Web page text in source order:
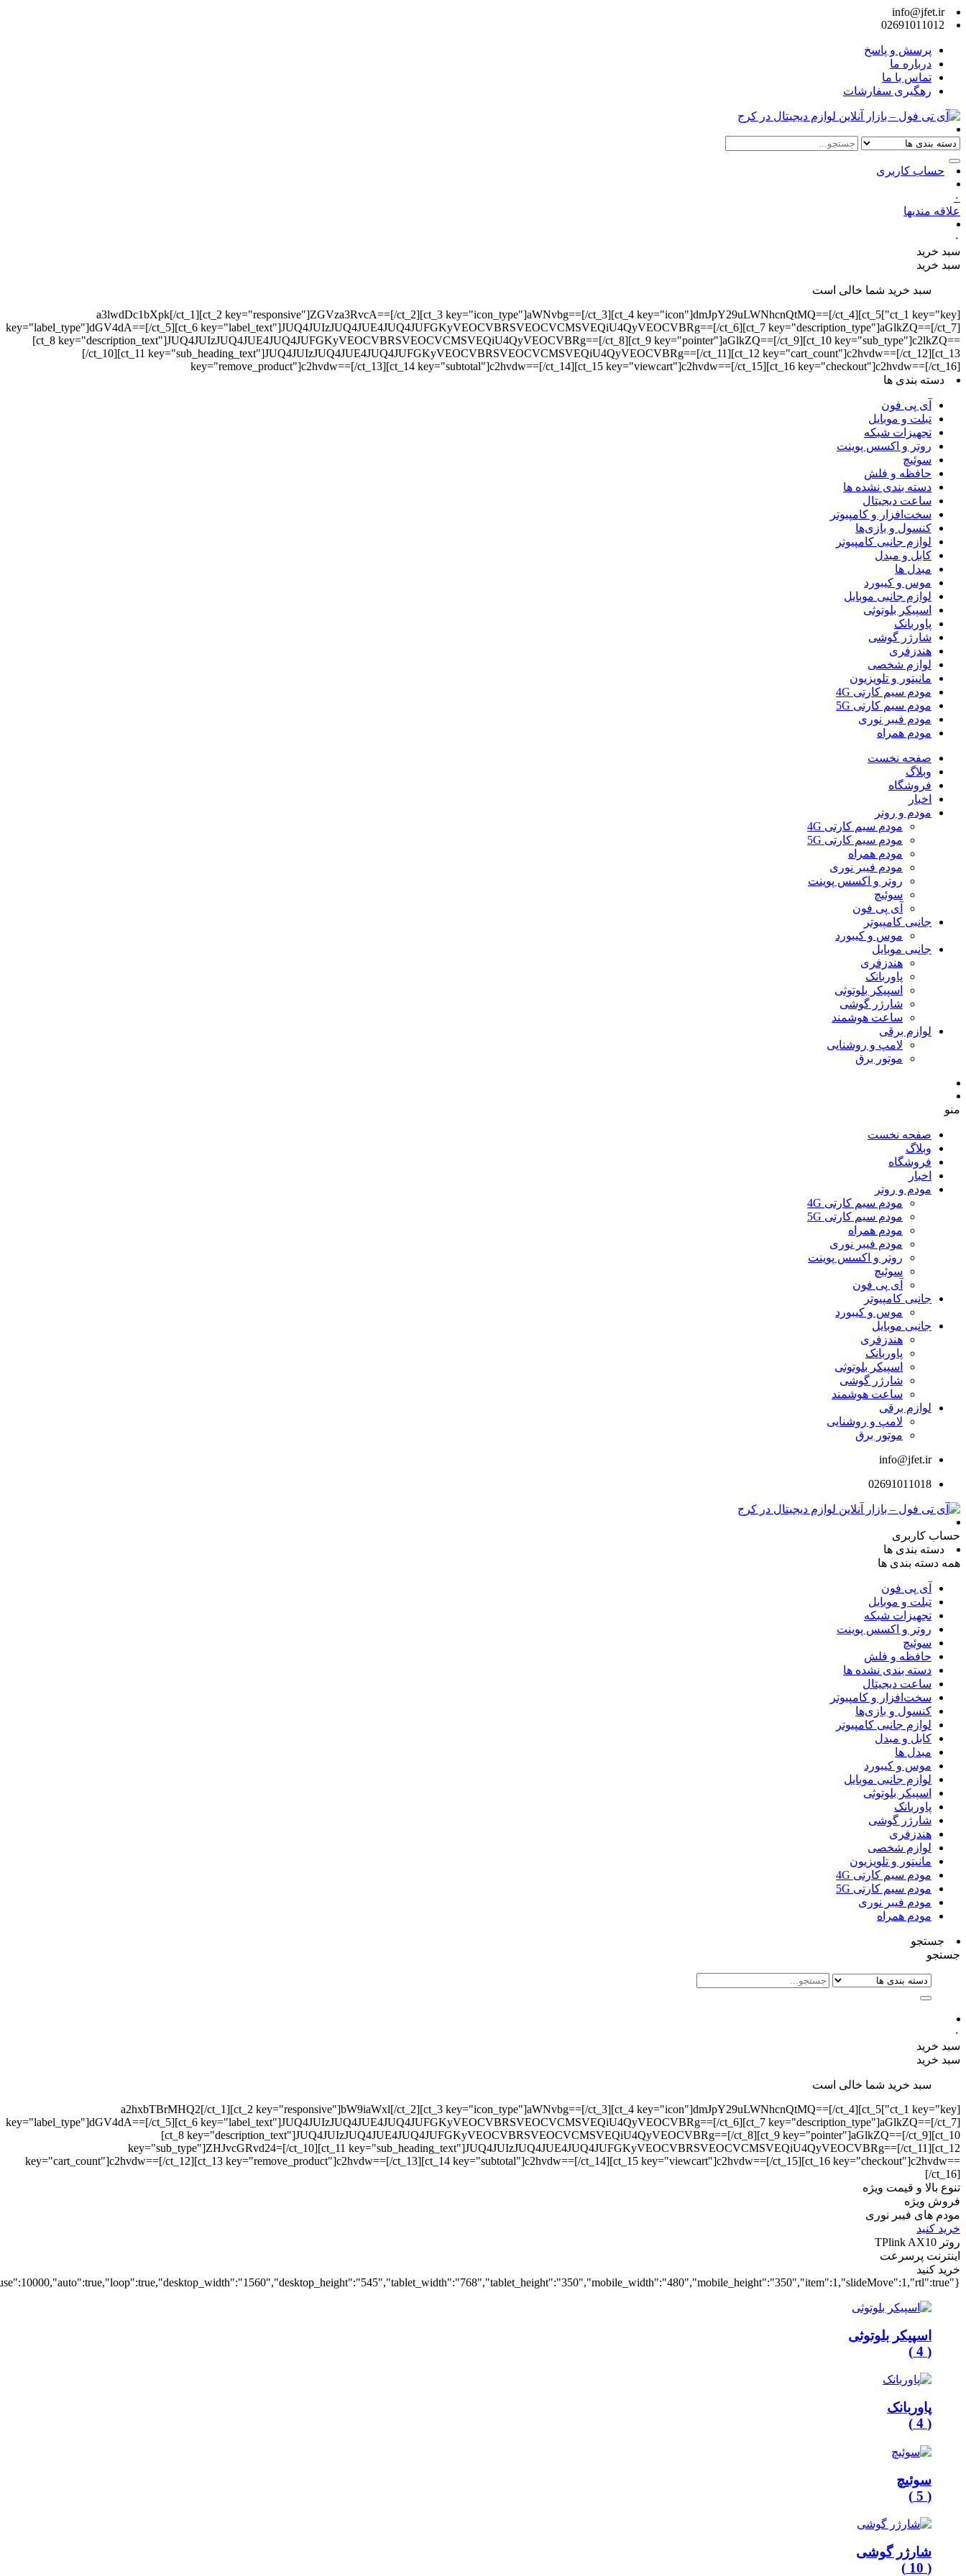
info@jfet.ir
02691011012
پرسش و پاسخ
درباره ما
تماس با ما
رهگیری سفارشات
حساب کاربری
۰
علاقه مندیها
۰
سبد خرید
سبد خرید
سبد خرید شما خالی است
[ct_1 key="key"]a3lwdDc1bXpk[/ct_1][ct_2 key="responsive"]ZGVza3RvcA==[/ct_2][ct_3 key="icon_type"]aWNvbg==[/ct_3][ct_4 key="icon"]dmJpY29uLWNhcnQtMQ==[/ct_4][ct_5
key="label_type"]dGV4dA==[/ct_5][ct_6 key="label_text"]JUQ4JUIzJUQ4JUE4JUQ4JUFGKyVEOCVBRSVEOCVCMSVEQiU4QyVEOCVBRg==[/ct_6][ct_7 key="description_type"]aGlkZQ==[/ct_7]
[ct_8 key="description_text"]JUQ4JUIzJUQ4JUE4JUQ4JUFGKyVEOCVBRSVEOCVCMSVEQiU4QyVEOCVBRg==[/ct_8][ct_9 key="pointer"]aGlkZQ==[/ct_9][ct_10 key="sub_type"]c2lkZQ==
[/ct_10][ct_11 key="sub_heading_text"]JUQ4JUIzJUQ4JUE4JUQ4JUFGKyVEOCVBRSVEOCVCMSVEQiU4QyVEOCVBRg==[/ct_11][ct_12 key="cart_count"]c2hvdw==[/ct_12][ct_13
key="remove_product"]c2hvdw==[/ct_13][ct_14 key="subtotal"]c2hvdw==[/ct_14][ct_15 key="viewcart"]c2hvdw==[/ct_15][ct_16 key="checkout"]c2hvdw==[/ct_16]
دسته بندی ها
آی پی فون
تبلت و موبایل
تجهیزات شبکه
روتر و اکسس پوینت
سوئیچ
حافظه و فلش
دسته بندی نشده ها
ساعت دیجیتال
سخت‌افزار و کامپیوتر
کنسول و بازی‌ها
لوازم جانبی کامپیوتر
کابل و مبدل
مبدل ها
موس و کیبورد
لوازم جانبی موبایل
اسپیکر بلوتوثی
پاوربانک
شارژر گوشی
هندزفری
لوازم شخصی
مانیتور و تلویزیون
مودم سیم کارتی 4G
مودم سیم کارتی 5G
مودم فیبر نوری
مودم همراه
صفحه نخست
وبلاگ
فروشگاه
اخبار
مودم و روتر
مودم سیم کارتی 4G
مودم سیم کارتی 5G
مودم همراه
مودم فیبر نوری
روتر و اکسس پوینت
سوئیچ
آی پی فون
جانبی کامپیوتر
موس و کیبورد
جانبی موبایل
هندزفری
پاوربانک
اسپیکر بلوتوثی
شارژر گوشی
ساعت هوشمند
لوازم برقی
لامپ و روشنایی
موتور برق
منو
صفحه نخست
وبلاگ
فروشگاه
اخبار
مودم و روتر
مودم سیم کارتی 4G
مودم سیم کارتی 5G
مودم همراه
مودم فیبر نوری
روتر و اکسس پوینت
سوئیچ
آی پی فون
جانبی کامپیوتر
موس و کیبورد
جانبی موبایل
هندزفری
پاوربانک
اسپیکر بلوتوثی
شارژر گوشی
ساعت هوشمند
لوازم برقی
لامپ و روشنایی
موتور برق
info@jfet.ir
02691011018
حساب کاربری
دسته بندی ها
همه دسته بندی ها
آی پی فون
تبلت و موبایل
تجهیزات شبکه
روتر و اکسس پوینت
سوئیچ
حافظه و فلش
دسته بندی نشده ها
ساعت دیجیتال
سخت‌افزار و کامپیوتر
کنسول و بازی‌ها
لوازم جانبی کامپیوتر
کابل و مبدل
مبدل ها
موس و کیبورد
لوازم جانبی موبایل
اسپیکر بلوتوثی
پاوربانک
شارژر گوشی
هندزفری
لوازم شخصی
مانیتور و تلویزیون
مودم سیم کارتی 4G
مودم سیم کارتی 5G
مودم فیبر نوری
مودم همراه
جستجو
جستجو
۰
سبد خرید
سبد خرید
سبد خرید شما خالی است
[ct_1 key="key"]a2hxbTBrMHQ2[/ct_1][ct_2 key="responsive"]bW9iaWxl[/ct_2][ct_3 key="icon_type"]aWNvbg==[/ct_3][ct_4 key="icon"]dmJpY29uLWNhcnQtMQ==[/ct_4][ct_5
key="label_type"]dGV4dA==[/ct_5][ct_6 key="label_text"]JUQ4JUIzJUQ4JUE4JUQ4JUFGKyVEOCVBRSVEOCVCMSVEQiU4QyVEOCVBRg==[/ct_6][ct_7 key="description_type"]aGlkZQ==[/ct_7]
[ct_8 key="description_text"]JUQ4JUIzJUQ4JUE4JUQ4JUFGKyVEOCVBRSVEOCVCMSVEQiU4QyVEOCVBRg==[/ct_8][ct_9 key="pointer"]aGlkZQ==[/ct_9][ct_10
key="sub_type"]ZHJvcGRvd24=[/ct_10][ct_11 key="sub_heading_text"]JUQ4JUIzJUQ4JUE4JUQ4JUFGKyVEOCVBRSVEOCVCMSVEQiU4QyVEOCVBRg==[/ct_11][ct_12
key="cart_count"]c2hvdw==[/ct_12][ct_13 key="remove_product"]c2hvdw==[/ct_13][ct_14 key="subtotal"]c2hvdw==[/ct_14][ct_15 key="viewcart"]c2hvdw==[/ct_15][ct_16 key="checkout"]c2hvdw==
[/ct_16]
تنوع بالا و قیمت ویژه
فروش ویژه
مودم های فیبر نوری
خرید کنید
روتر TPlink AX10
اینترنت پرسرعت
خرید کنید
{"controls":"1","mode":"fade","speed":2000,"pause":10000,"auto":true,"loop":true,"desktop_width":"1560","desktop_height":"545","tablet_width":"768","tablet_height":"350","mobile_width":"480","mobile_height":"350","item":1,"slideMove":1,"rtl":true}
اسپیکر بلوتوثی
(
)
پاوربانک
(
)
سوئیچ
(
)
شارژر گوشی
(
)